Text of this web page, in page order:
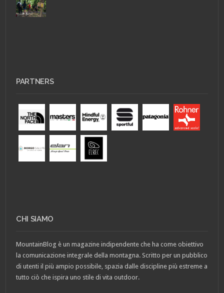
PARTNERS
CHI SIAMO
MountainBlog è un magazine indipendente che ha come obiettivo
la comunicazione integrale della montagna. Scritto per un pubblico
di utenti il più ampio possibile, spazia dalle discipline più estreme a
tutto ciò che ispira uno stile di vita outdoor.